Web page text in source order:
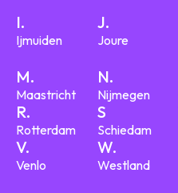
I.
Ijmuiden
J.
Joure
M.
Maastricht
N.
Nijmegen
R.
Rotterdam
S
Schiedam
V.
Venlo
W.
Westland